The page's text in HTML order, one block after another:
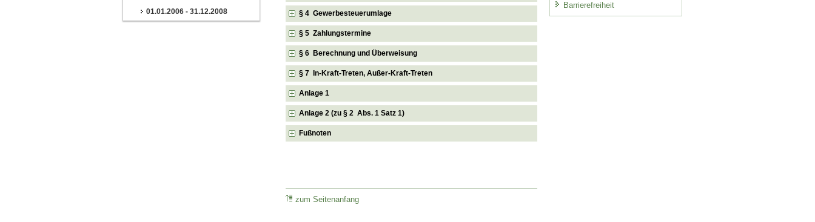
01.01.2006 - 31.12.2008 § 4 Gewerbesteuerumlage
§ 5 Zahlungstermine
§ 6 Berechnung und Überweisung
§ 7 In-Kraft-Treten, Außer-Kraft-Treten
Anlage 1
Anlage 2 (zu § 2 Abs. 1 Satz 1)
Fußnoten
zum Seitenanfang
Barrierefreiheit